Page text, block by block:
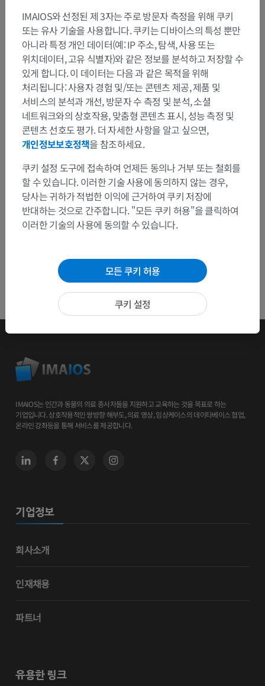
번역
문제를 발견하셨나요?
수정이나, 번역 또는 콘텐츠 개선에 제안이 있으면 언제든
연락 주세요.
문제 보고
앱 다운로드
IMAIOS는 인간과 동물의 의료 종사자들을 지원하고 교육하는 것을 목표로 하는
기업입니다. 상호작용적인 쌍방향 해부도, 의료 영상, 임상케이스의 데이타베이스 협업,
온라인 강좌등을 통해 서비스를 제공합니다.
기업정보
회사소개
인재채용
파트너
유용한 링크
IMAIOS와 선정된 제 3자는 주로 방문자 측정을 위해 쿠키
또는 유사 기술을 사용합니다. 쿠키는 디바이스의 특성 뿐만
아니라 특정 개인 데이터(예: IP 주소, 탐색, 사용 또는
위치데이터, 고유 식별자)와 같은 정보를 분석하고 저장할 수
있게 합니다. 이 데이터는 다음 과 같은 목적을 위해
처리됩니다: 사용자 경험 및/또는 콘텐츠 제공, 제품 및
서비스의 분석과 개선, 방문자 수 측정 및 분석, 소셜
네트워크와의 상호작용, 맞춤형 콘텐츠 표시, 성능 측정 및
콘텐츠 선호도 평가. 더 자세한 사항을 알고 싶으면,
개인정보보호정책을 참조하세요.
쿠키 설정 도구에 접속하여 언제든 동의나 거부 또는 철회를
할 수 있습니다. 이러한 기술 사용에 동의하지 않는 경우,
당사는 귀하가 적법한 이익에 근거하여 쿠키 저장에
반대하는 것으로 간주합니다. "모든 쿠키 허용"을 클릭하여
이러한 기술의 사용에 동의할 수 있습니다.
모든 쿠키 허용
쿠키 설정